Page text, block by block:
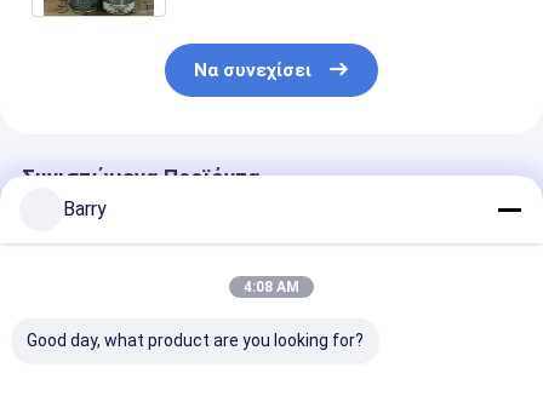
Να συνεχίσει
Συνιστώμενα Προϊόντα
Barry
4:08 AM
Good day, what product are you looking for?